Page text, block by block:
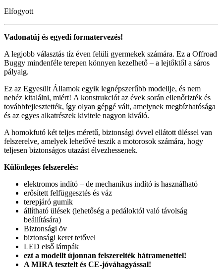
Elfogyott
Vadonatúj és egyedi formatervezés!
A legjobb választás tíz éven felüli gyermekek számára. Ez a Offroad
Buggy mindenféle terepen könnyen kezelhető – a lejtőktől a sáros
pályaig.
Ez az Egyesült Államok egyik legnépszerűbb modellje, és nem
nehéz kitalálni, miért! A konstrukciót az évek során ellenőrizték és
továbbfejlesztették, így olyan gépgé vált, amelynek megbízhatósága
és az egyes alkatrészek kivitele nagyon kiváló.
A homokfutó két teljes méretű, biztonsági övvel ellátott üléssel van
felszerelve, amelyek lehetővé teszik a motorosok számára, hogy
teljesen biztonságos utazást élvezhessenek.
Különleges felszerelés:
elektromos indító – de mechanikus indító is használható
erősített felfüggesztés és váz
terepjáró gumik
állítható ülések (lehetőség a pedáloktól való távolság
beállítására)
Biztonsági öv
biztonsági keret tetővel
LED első lámpák
ezt a modellt újonnan felszerelték hátramenettel!
A MIRA tesztelt és CE-jóváhagyással!